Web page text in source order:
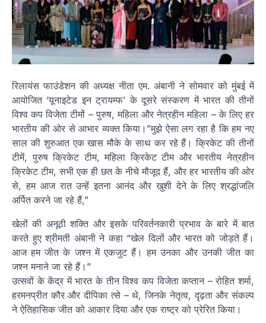
रिलायंस फाउंडेशन की अध्यक्ष नीता एम. अंबानी ने सोमवार को मुंबई में
आयोजित ‘यूनाइटेड इन ट्रायम्फ’ के दूसरे संस्करण में भारत की तीनों
विश्व कप विजेता टीमों – पुरुष, महिला और नेत्रहीन महिला – के लिए हर
भारतीय की ओर से आभार व्यक्त किया।”मुझे ऐसा लग रहा है कि हम नए
साल की शुरुआत एक खास मौके के साथ कर रहे हैं। क्रिकेट की तीनों
टीमें, पुरुष क्रिकेट टीम, महिला क्रिकेट टीम और भारतीय नेत्रहीन
क्रिकेट टीम, सभी एक ही छत के नीचे मौजूद हैं, और हर भारतीय की ओर
से, हम आज रात उन्हें इतना आनंद और खुशी देने के लिए श्रद्धांजलि
अर्पित करने जा रहे हैं,”
खेलों की अनूठी शक्ति और इसके परिवर्तनकारी प्रभाव के बारे में बात
करते हुए श्रीमती अंबानी ने कहा “खेल दिलों और भारत को जोड़ते हैं।
आज हम जीत के जश्न में एकजुट हैं। हम उनका और उनकी जीत का
जश्न मनाने जा रहे हैं।”
उत्सवों के केंद्र में भारत के तीन विश्व कप विजेता कप्तान – रोहित शर्मा,
हरमनप्रीत कौर और दीपिका त्से – थे, जिनके नेतृत्व, दृढ़ता और संकल्प
ने ऐतिहासिक जीत को आकार दिया और एक राष्ट्र को प्रेरित किया।